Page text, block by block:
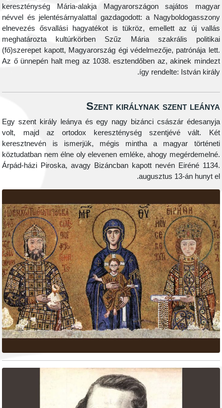
kereszténység Mária-alakja Magyarországon
névvel és jelentésárnyalattal gazdagodott: a
elnevezés ősvallási hagyatékot is tükröz, emellett
meghatározta kultúrkörben Szűz Mária
(fő)szerepet kapott, Magyarország égi védelmezője,
Az ő ünnepén halt meg az 1038. esztendőben az,
így rendelte:
Szent királynak
Egy szent király leánya és egy nagy bizánci
volt, majd az ortodox kereszténység
keresztnevén is ismerjük, mégis mintha a
köztudatban nem élne oly elevenen emléke, ahogy
Árpád-házi Piroska, avagy Bizáncban kapott nevén
augusztus